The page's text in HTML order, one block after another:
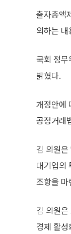
출자총액
외하는 내
국회 정무
밝혔다.
개정안에
공정거래
김 의원은
대기업의
조항을 마
김 의원은
경제 활